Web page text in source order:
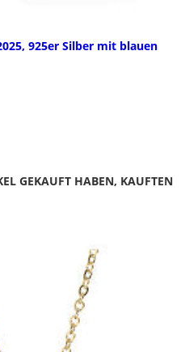
925er Silber mit blauen
GEKAUFT HABEN, KAUFTEN